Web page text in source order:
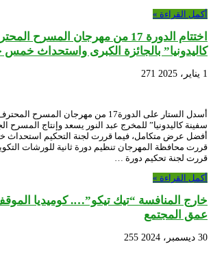
أكمل القراءة »
اختتام الدورة 17 من مهرجان
كاليدونيا” بالجائزة الكبرى واستحداث خمس
1 يناير، 2025 271
أسدل الستار على الدورة17 من مهرجان
سفينة كاليدونيا” للمخرج عبد النور يسعد وإنتاج المسرح
أفضل عرض متكامل، فيما قررت لجنة التحكيم استحداث
قررت محافظة المهرجان تنظيم دورة ثانية للورشات
قررت لجنة تحكيم دورة …
أكمل القراءة »
خارج المنافسة “تيك تيكو”…. كوميديا
عمق المجتمع
30 ديسمبر، 2024 255